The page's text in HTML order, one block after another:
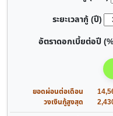
ระยะเวลากู้ (ปี)
อัตราดอกเบี้ยต่อปี
ยอดผ่อนต่อเดือน
วงเงินกู้สูงสุด